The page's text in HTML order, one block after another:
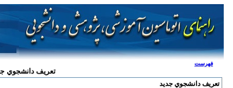
فهرست
تعريف دانشجوي
تعريف دانشجوي جديد